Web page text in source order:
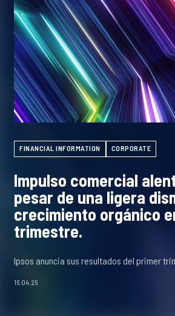
FINANCIAL INFORMATION CORPORATE
Impulso comercial
pesar de una ligera
crecimiento orgánico
trimestre.
Ipsos anuncia sus resultados del primer
16.04.26